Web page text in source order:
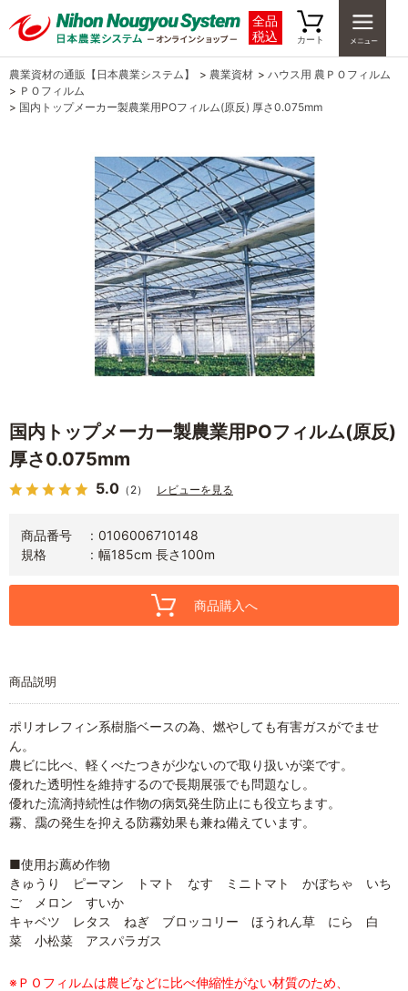
全品
税込
カート
農業資材の通販【日本農業システム】 > 農業資材 > ハウス用 農ＰＯフィルム
> ＰＯフィルム
> 国内トップメーカー製農業用POフィルム(原反) 厚さ0.075mm
国内トップメーカー製農業用POフィルム(原反)
厚さ0.075mm
5.0 （2） レビューを見る
商品番号
0106006710148
規格
幅185cm 長さ100m
商品購入へ
商品説明
ポリオレフィン系樹脂ベースの為、燃やしても有害ガスがでませ
ん。
農ビに比べ、軽くべたつきが少ないので取り扱いが楽です。
優れた透明性を維持するので長期展張でも問題なし。
優れた流滴持続性は作物の病気発生防止にも役立ちます。
霧、靄の発生を抑える防霧効果も兼ね備えています。
■使用お薦め作物
きゅうり ピーマン トマト なす ミニトマト かぼちゃ いち
ご メロン すいか
キャベツ レタス ねぎ ブロッコリー ほうれん草 にら 白
菜 小松菜 アスパラガス
※ＰＯフィルムは農ビなどに比べ伸縮性がない材質のため、